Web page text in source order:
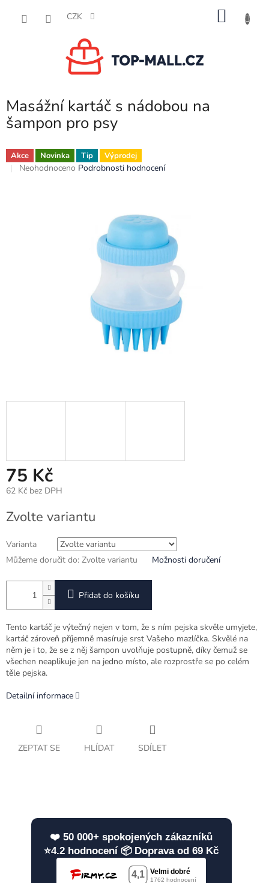
CZK
Masážní kartáč s nádobou na
šampon pro psy
Akce Novinka Tip Výprodej
Průměrné
Neohodnoceno Podrobnosti hodnocení
75 Kč
62 Kč bez DPH
cena:
Zvolte variantu
Varianta
Můžeme doručit do: Zvolte variantu Možnosti doručení
Přidat do košíku
Tento kartáč je výtečný nejen v tom, že s ním pejska skvěle umyjete,
kartáč zároveň příjemně masíruje srst Vašeho mazlíčka. Skvělé na
něm je i to, že se z něj šampon uvolňuje postupně, díky čemuž se
všechen neaplikuje jen na jedno místo, ale rozprostře se po celém
těle pejska.
Detailní informace
ZEPTAT SE HLÍDAT SDÍLET
❤️ 50 000+ spokojených zákazníků
⭐4.2 hodnocení 📦 Doprava od 69 Kč